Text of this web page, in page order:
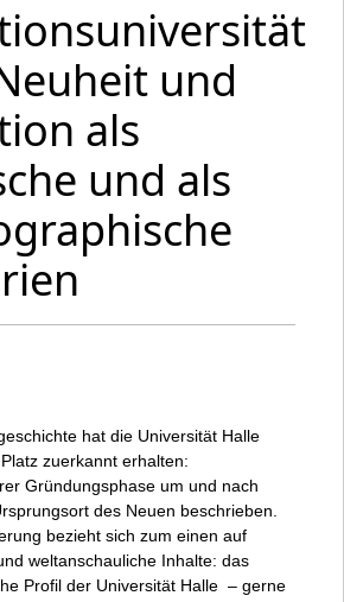
und
als
und als
hat die Universität Halle
zuerkannt erhalten:
Gründungsphase um und nach
des Neuen beschrieben.
bezieht sich zum einen auf
weltanschauliche Inhalte: das
Profil der Universität Halle – gerne